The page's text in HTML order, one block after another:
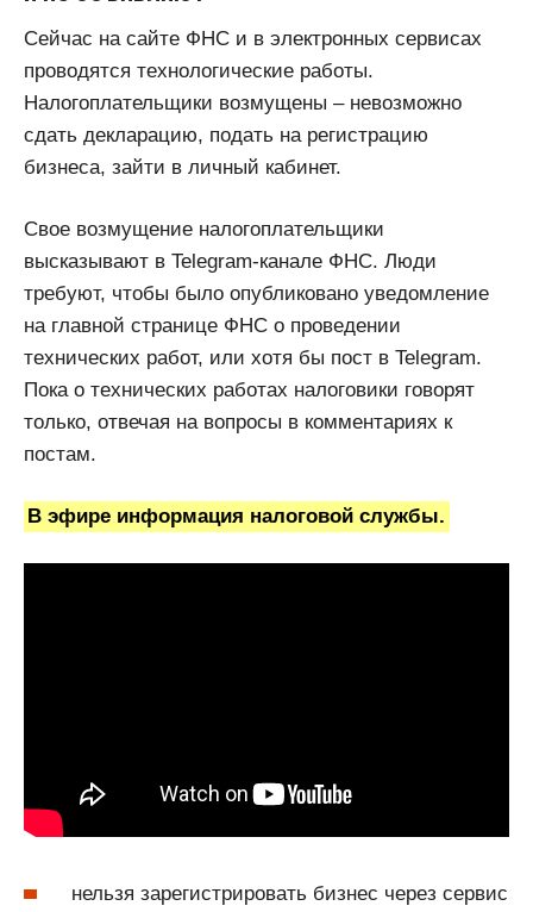
Сейчас на сайте ФНС и в электронных сервисах
проводятся технологические работы.
Налогоплательщики возмущены – невозможно
сдать декларацию, подать на регистрацию
бизнеса, зайти в личный кабинет.
Свое возмущение налогоплательщики
высказывают в Telegram-канале ФНС. Люди
требуют, чтобы было опубликовано уведомление
на главной странице ФНС о проведении
технических работ, или хотя бы пост в Telegram.
Пока о технических работах налоговики говорят
только, отвечая на вопросы в комментариях к
постам.
В эфире информация налоговой службы.
нельзя зарегистрировать бизнес через сервис